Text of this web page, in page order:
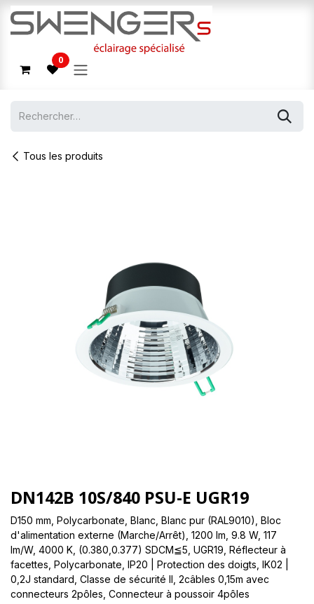
Se rendre au contenu
0
Tous les produits
DN142B 10S/840 PSU-E UGR19
D150 mm, Polycarbonate, Blanc, Blanc pur (RAL9010), Bloc
d'alimentation externe (Marche/Arrêt), 1200 lm, 9.8 W, 117
lm/W, 4000 K, (0.380,0.377) SDCM≦5, UGR19, Réflecteur à
facettes, Polycarbonate, IP20 | Protection des doigts, IK02 |
0,2J standard, Classe de sécurité II, 2câbles 0,15m avec
connecteurs 2pôles, Connecteur à poussoir 4pôles